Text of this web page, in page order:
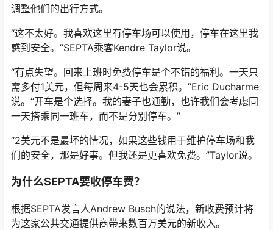
调整他们的出行方式。
“这不太好。我喜欢这里有停车场可以使用，停车在这里我
感到安全。”SEPTA乘客Kendre Taylor说。
“有点失望。回来上班时免费停车是个不错的福利。一天只
需多付1美元，但每周来4-5天也会累积。”Eric Ducharme
说。“开车是个选择。我的妻子也通勤，也许我们会考虑同
一天搭乘同一班车，而不是分别停车。”
“2美元不是最坏的情况，如果这些钱用于维护停车场和我
们的安全，那是好事。但我还是更喜欢免费。”Taylor说。
为什么SEPTA要收停车费？
根据SEPTA发言人Andrew Busch的说法，新收费预计将
为这家公共交通提供商带来数百万美元的新收入。